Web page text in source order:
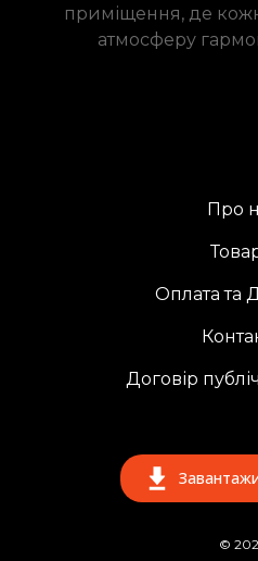
приміщення, де
атмосферу
Про
Оплата та
Договір
©